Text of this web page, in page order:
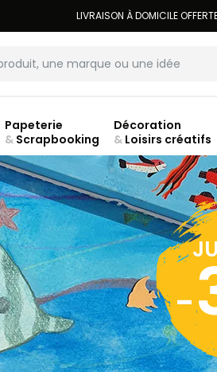
LIVRAISON À DOMICILE
Papeterie
&Scrapbooking
Décoration
&Loisirs créatifs
-